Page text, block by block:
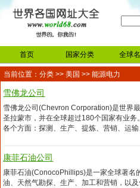
首页 国家分类 全球
当前位置： 分类 >> 美国 >> 能源电力
雪佛龙公司
雪佛龙公司(Chevron Corporation)是世界
圣拉蒙市，并在全球超过180个国家有业
各个方面：探测、生产、提炼、营销、运输
康菲石油公司
康菲石油(ConocoPhillips)是一家全球著名
油、天然气勘探、生产、加工和营销，以